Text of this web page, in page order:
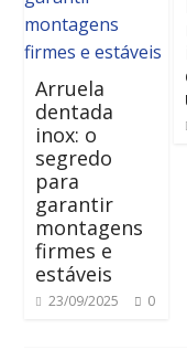
Arruela
dentada
inox: o
segredo
para
garantir
montagens
firmes e
estáveis
23/09/2025 0